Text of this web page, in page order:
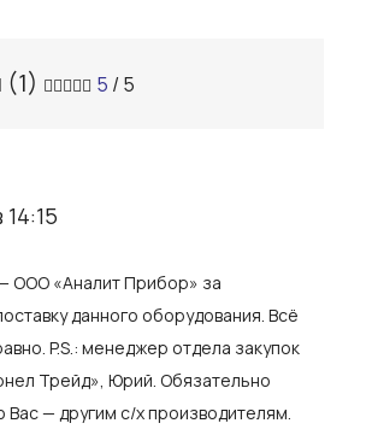
(1) 5 / 5
14:15
ООО «Аналит Прибор» за
данного оборудования. Всё
P.S.: менеджер отдела закупок
Трейд», Юрий. Обязательно
— другим с/х производителям.